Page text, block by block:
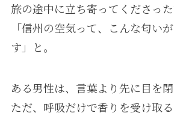
旅の途中に立ち寄ってくださった
「信州の空気って、こんな匂い
す」と。
ある男性は、言葉より先に目を閉
ただ、呼吸だけで香りを受け取る